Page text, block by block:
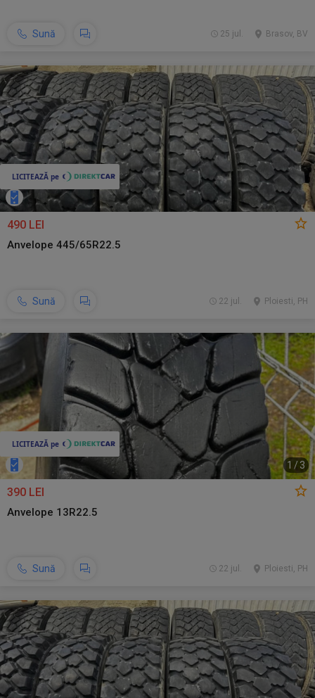
Sună Brasov, BV
25 jul.
490 LEI
Anvelope 445/65R22.5
Sună Ploiesti, PH
22 jul.
1 /3
390 LEI
Anvelope 13R22.5
Sună Ploiesti, PH
22 jul.